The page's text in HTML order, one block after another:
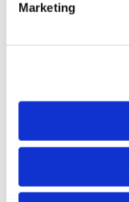
Marketing